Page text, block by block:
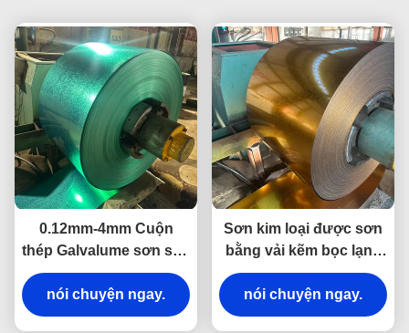
0.12mm-4mm Cuộn
thép Galvalume sơn sẵn
cán nóng cán nguội
dùng cho xây dựng
nói chuyện ngay.
Sơn kim loại được sơn
bằng vải kẽm bọc lạnh
Vòng cuộn Bức tường
Xây dựng Công nghiệp
Sử dụng
nói chuyện ngay.